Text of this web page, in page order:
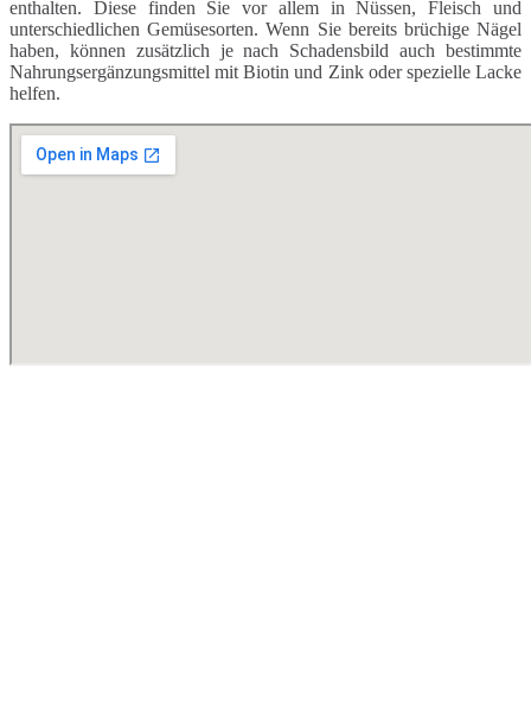
enthalten. Diese finden Sie vor allem in Nüssen, Fleisch und
unterschiedlichen Gemüsesorten. Wenn Sie bereits brüchige Nägel
haben, können zusätzlich je nach Schadensbild auch bestimmte
Nahrungsergänzungsmittel mit Biotin und Zink oder spezielle Lacke
helfen.